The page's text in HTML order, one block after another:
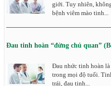
giới. Tuy nhiên,
bệnh viêm mào tinh...
Đau tinh hoàn “đừng chủ quan”
Đau nhức tinh hoàn
trong mọi độ tuổi.
trái, đau tinh...